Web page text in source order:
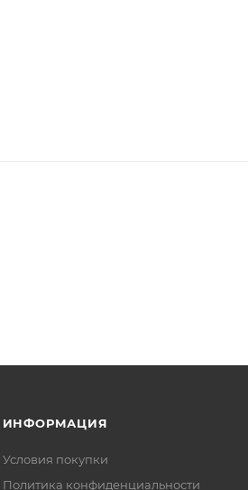
ИНФОРМАЦИЯ
Условия покупки
Политика конфиденциальности